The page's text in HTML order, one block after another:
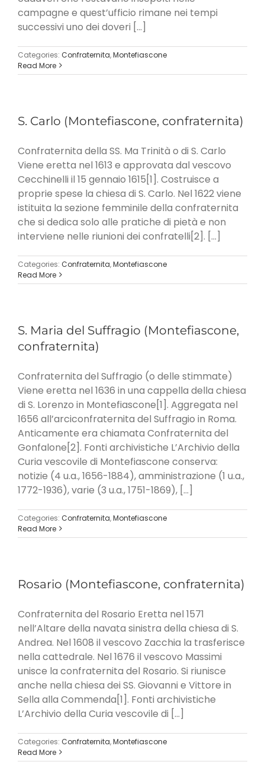
campagne e quest’ufficio rimane nei tempi
successivi uno dei doveri [...]
Categories: Confraternita,Montefiascone
Read More
S. Carlo (Montefiascone, confraternita)
Confraternita della SS. Ma Trinità o di S. Carlo
Viene eretta nel 1613 e approvata dal vescovo
Cecchinelli il 15 gennaio 1615[1]. Costruisce a
proprie spese la chiesa di S. Carlo. Nel 1622 viene
istituita la sezione femminile della confraternita
che si dedica solo alle pratiche di pietà e non
interviene nelle riunioni dei confratelli[2]. [...]
Categories: Confraternita,Montefiascone
Read More
S. Maria del Suffragio (Montefiascone,
confraternita)
Confraternita del Suffragio (o delle stimmate)
Viene eretta nel 1636 in una cappella della chiesa
di S. Lorenzo in Montefiascone[1]. Aggregata nel
1656 all’arciconfraternita del Suffragio in Roma.
Anticamente era chiamata Confraternita del
Gonfalone[2]. Fonti archivistiche L’Archivio della
Curia vescovile di Montefiascone conserva:
notizie (4 u.a., 1656-1884), amministrazione (1 u.a.,
1772-1936), varie (3 u.a., 1751-1869), [...]
Categories: Confraternita,Montefiascone
Read More
Rosario (Montefiascone, confraternita)
Confraternita del Rosario Eretta nel 1571
nell’Altare della navata sinistra della chiesa di S.
Andrea. Nel 1608 il vescovo Zacchia la trasferisce
nella cattedrale. Nel 1676 il vescovo Massimi
unisce la confraternita del Rosario. Si riunisce
anche nella chiesa dei SS. Giovanni e Vittore in
Sella alla Commenda[1]. Fonti archivistiche
L’Archivio della Curia vescovile di [...]
Categories: Confraternita,Montefiascone
Read More